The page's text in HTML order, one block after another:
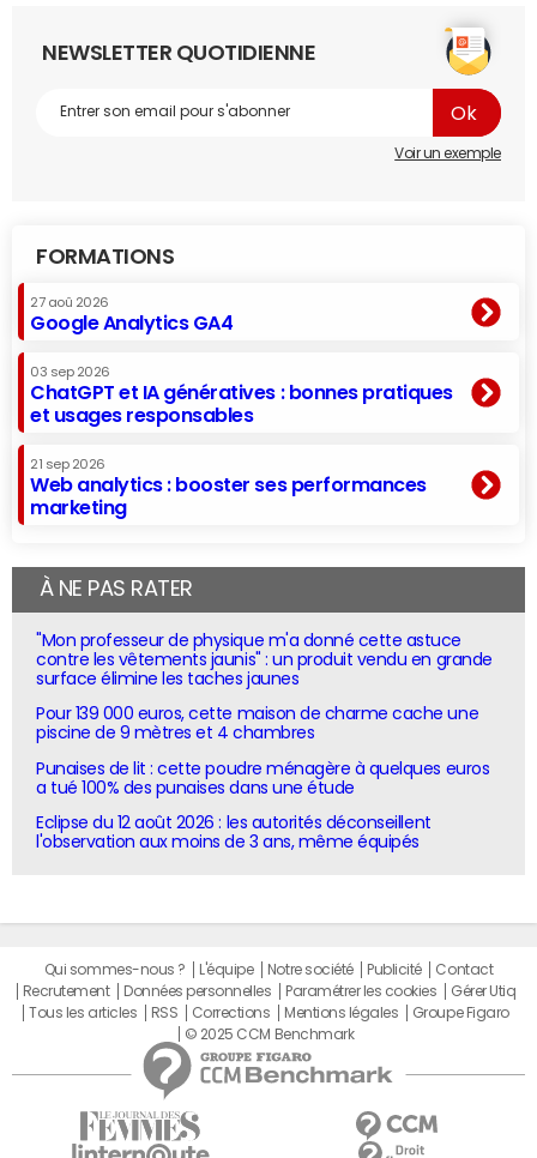
NEWSLETTER QUOTIDIENNE
Voir un exemple
FORMATIONS
27 aoû 2026
Google Analytics GA4
03 sep 2026
ChatGPT et IA génératives : bonnes pratiques
et usages responsables
21 sep 2026
Web analytics : booster ses performances
marketing
À NE PAS RATER
"Mon professeur de physique m'a donné cette astuce
contre les vêtements jaunis" : un produit vendu en grande
surface élimine les taches jaunes
Pour 139 000 euros, cette maison de charme cache une
piscine de 9 mètres et 4 chambres
Punaises de lit : cette poudre ménagère à quelques euros
a tué 100% des punaises dans une étude
Eclipse du 12 août 2026 : les autorités déconseillent
l'observation aux moins de 3 ans, même équipés
Qui sommes-nous ? L'équipe Notre société Publicité
Contact
Recrutement
Données personnelles Paramétrer les cookies
Gérer Utiq
Tous les articles
RSS Corrections Mentions légales
Groupe Figaro
© 2025 CCM Benchmark